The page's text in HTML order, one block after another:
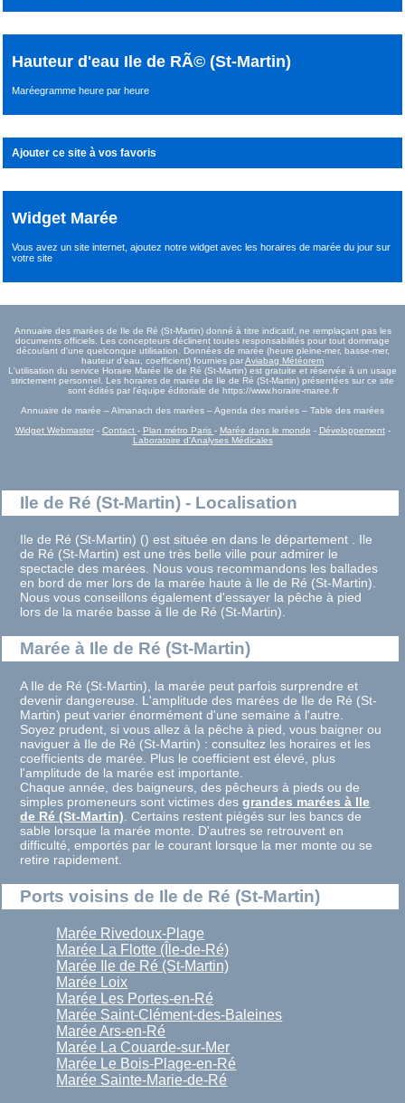
Hauteur d'eau Ile de RÃ© (St-Martin)
Maréegramme heure par heure
Ajouter ce site à vos favoris
Widget Marée
Vous avez un site internet,ajoutez notre widget avec les horaires de marée du joursur
votre site
Annuaire des marées de Ile de Ré (St-Martin) donné à titre indicatif, ne remplaçant pas les
documents officiels. Les concepteurs déclinent toutes responsabilités pour tout dommage
découlant d'une quelconque utilisation. Données de marée (heure pleine-mer, basse-mer,
hauteur d'eau, coefficient) fournies parAviabag Météorem
L'utilisation du service Horaire Marée Ile de Ré (St-Martin) est gratuite et réservée à un usage
strictement personnel. Les horaires de marée de Ile de Ré (St-Martin) présentées sur ce site
sont édités par l'équipe éditoriale de https://www.horaire-maree.fr
Annuaire de marée – Almanach des marées – Agenda des marées – Table des marées
Widget Webmaster- Contact - Plan métro Paris - Marée dans le monde - Développement-
Laboratoire d'Analyses Médicales
Ile de Ré (St-Martin) - Localisation
Ile de Ré (St-Martin) () est située en dans le département . Ile
de Ré (St-Martin) est une très belle ville pour admirer le
spectacle des marées. Nous vous recommandons les ballades
en bord de mer lors de la marée haute à Ile de Ré (St-Martin).
Nous vous conseillons également d'essayer la pêche à pied
lors de la marée basse à Ile de Ré (St-Martin).
Marée à Ile de Ré (St-Martin)
A Ile de Ré (St-Martin), la marée peut parfois surprendre et
devenir dangereuse. L'amplitude des marées de Ile de Ré (St-
Martin) peut varier énormément d'une semaine à l'autre.
Soyez prudent, si vous allez à la pêche à pied, vous baigner ou
naviguer à Ile de Ré (St-Martin) : consultez les horaires et les
coefficients de marée. Plus le coefficient est élevé, plus
l'amplitude de la marée est importante.
Chaque année, des baigneurs, des pêcheurs à pieds ou de
simples promeneurs sont victimes desgrandes marées à Ile
de Ré (St-Martin) . Certains restent piégés sur les bancs de
sable lorsque la marée monte. D'autres se retrouvent en
difficulté, emportés par le courant lorsque la mer monte ou se
retire rapidement.
Ports voisins de Ile de Ré (St-Martin)
Marée Rivedoux-Plage
Marée La Flotte (Île-de-Ré)
Marée Ile de Ré (St-Martin)
Marée Loix
Marée Les Portes-en-Ré
Marée Saint-Clément-des-Baleines
Marée Ars-en-Ré
Marée La Couarde-sur-Mer
Marée Le Bois-Plage-en-Ré
Marée Sainte-Marie-de-Ré